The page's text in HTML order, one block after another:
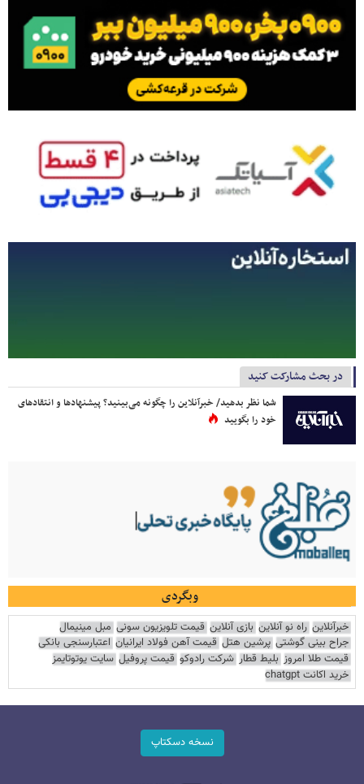
در بحث مشارکت کنید
شما نظر بدهید/ خبرآنلاین را چگونه می‌بینید؟ پیشنهادها و انتقادهای
خود را بگویید
وبگردی
خبرآنلاین راه نو آنلاین بازی آنلاین قیمت تلویزیون سونی مبل مینیمال
جراح بینی گوشتی پرشین هتل قیمت آهن فولاد ایرانیان اعتبارسنجی بانکی
قیمت طلا امروز بلیط قطار شرکت رادوکو قیمت پروفیل سایت یوتوتایمز
خرید اکانت chatgpt
نسخه دسکتاپ